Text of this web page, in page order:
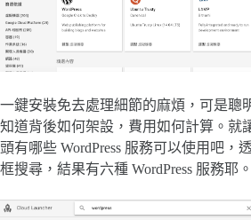
一鍵安裝免去處理細節的麻煩，可是聰
知道背後如何架設，費用如何計算。就
頭有哪些 WordPress 服務可以使用吧，
框搜尋，結果有六種 WordPress 服務耶。